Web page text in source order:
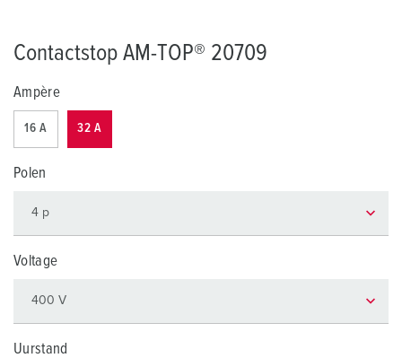
Contactstop AM-TOP® 20709
Ampère
16 A 32 A
Polen
Voltage
Uurstand